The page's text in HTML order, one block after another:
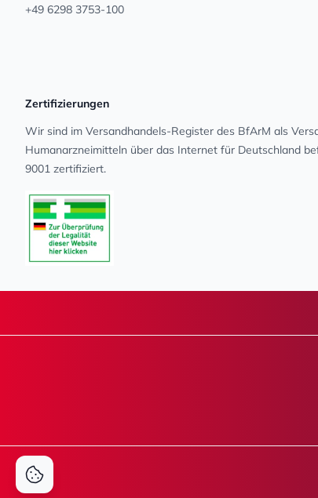
+49 6298 3753-100
Zertifizierungen
Wir sind im Versandhandels-Register des BfArM als
Human­arz­nei­mit­teln über das Internet für Deutschland
9001 zertifiziert.